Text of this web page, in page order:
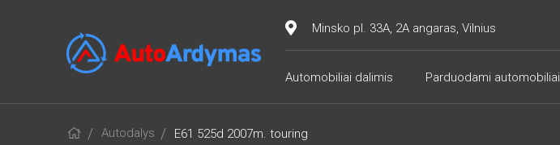
Minsko pl. 33A, 2A angaras, Vilnius
Automobiliai dalimis Parduodami automobiliai
Autodalys E61 525d 2007m. touring